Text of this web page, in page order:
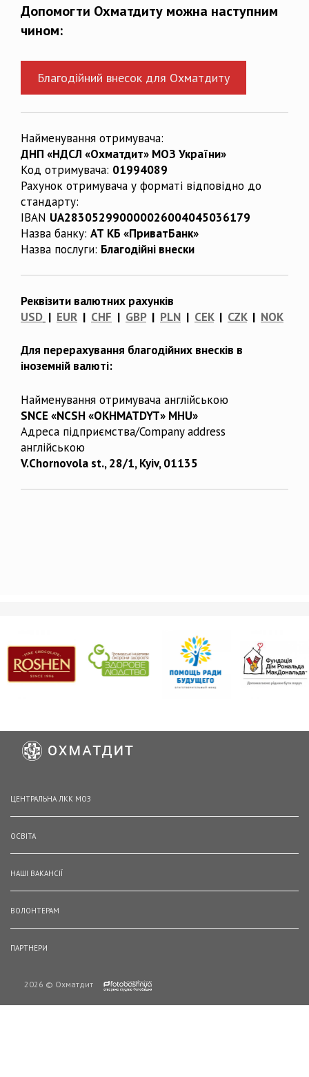
Допомогти Охматдиту можна наступним
чином:
Благодійний внесок для Охматдиту
Найменування отримувача:
ДНП «НДСЛ «Охматдит» МОЗ України»
Код отримувача: 01994089
Рахунок отримувача у форматі відповідно до
стандарту:
IBAN UA283052990000026004045036179
Назва банку: АТ КБ «ПриватБанк»
Назва послуги: Благодійні внески
Реквізити валютних рахунків
USD | EUR | CHF | GBP| PLN | CEK| CZK| NOK
Для перерахування благодійних внесків в
іноземній валюті:
Найменування отримувача англійською
SNCE «NCSH «OKHMATDYT» MHU»
Адреса підприємства/Company address
англійською
V.Chornovola st., 28/1, Kyiv, 01135
ЦЕНТРАЛЬНА ЛКК МОЗ
ОСВІТА
НАШІ ВАКАНСІЇ
ВОЛОНТЕРАМ
ПАРТНЕРИ
2026 © Охматдит